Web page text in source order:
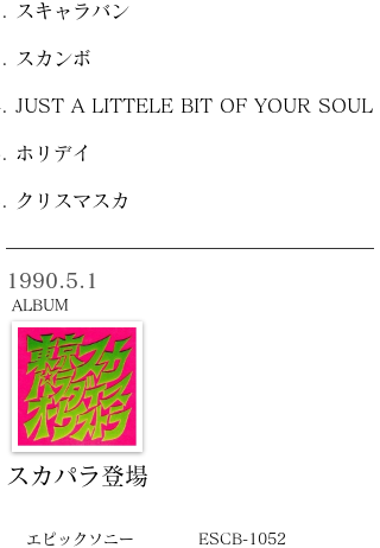
スキャラバン
スカンボ
JUST A LITTELE BIT OF YOUR SOUL
ホリデイ
クリスマスカ
スカパラ登場
1990.5.1
ALBUM
エピックソニー ESCB-1052